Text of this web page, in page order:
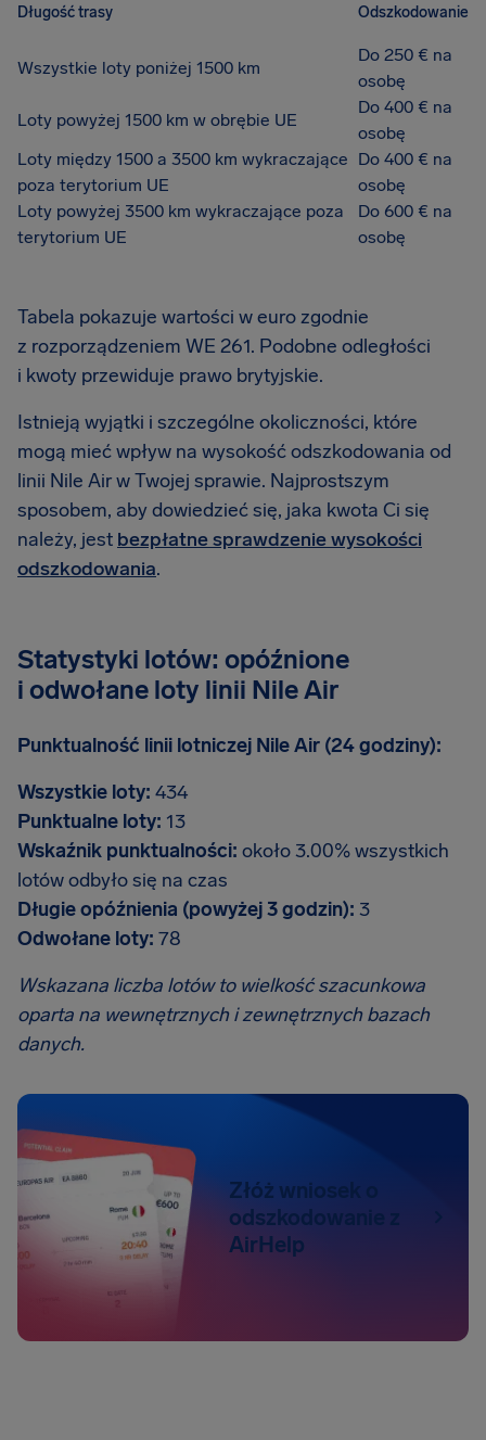
Długość trasy Odszkodowanie
Wszystkie loty poniżej 1500 km
Do 250 € na
osobę
Loty powyżej 1500 km w obrębie UE
Do 400 € na
osobę
Loty między 1500 a 3500 km wykraczające
poza terytorium UE
Do 400 € na
osobę
Loty powyżej 3500 km wykraczające poza
terytorium UE
Do 600 € na
osobę
Tabela pokazuje wartości w euro zgodnie
z rozporządzeniem WE 261. Podobne odległości
i kwoty przewiduje prawo brytyjskie.
Istnieją wyjątki i szczególne okoliczności, które
mogą mieć wpływ na wysokość odszkodowania od
linii Nile Air w Twojej sprawie. Najprostszym
sposobem, aby dowiedzieć się, jaka kwota Ci się
należy, jest bezpłatne sprawdzenie wysokości
odszkodowania.
Statystyki lotów: opóźnione
i odwołane loty linii Nile Air
Punktualność linii lotniczej Nile Air (24 godziny):
Wszystkie loty: 434
Punktualne loty: 13
Wskaźnik punktualności: około 3.00% wszystkich
lotów odbyło się na czas
Długie opóźnienia (powyżej 3 godzin): 3
Odwołane loty: 78
Wskazana liczba lotów to wielkość szacunkowa
oparta na wewnętrznych i zewnętrznych bazach
danych.
Złóż wniosek o
odszkodowanie z
AirHelp